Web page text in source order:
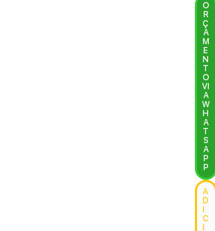
O
R
Ç
A
M
E
N
T
O
VI
A
W
H
A
T
S
A
P
P
A
D
C